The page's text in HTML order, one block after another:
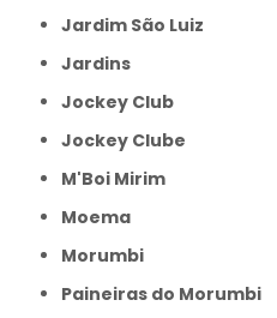
Jardim São Luiz
Jardins
Jockey Club
Jockey Clube
M'Boi Mirim
Moema
Morumbi
Paineiras do Morumbi